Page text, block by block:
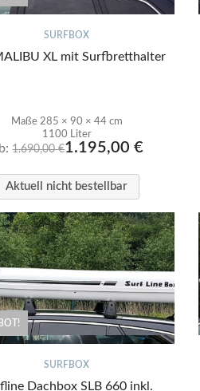
SURFBOX
XL mit Surfbretthalter
Maße 285 × 90 × 44 cm
1100 Liter
1.690,00€1.195,00€
Aktuell nicht bestellbar
SURFBOX
Dachbox SLB 660 inkl.